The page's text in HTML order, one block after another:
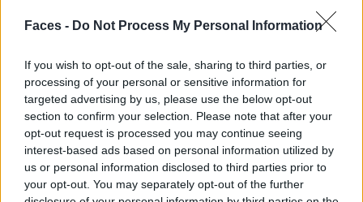
Faces - Do Not Process My Personal Information
If you wish to opt-out of the sale, sharing to third parties, or
processing of your personal or sensitive information for
targeted advertising by us, please use the below opt-out
section to confirm your selection. Please note that after your
opt-out request is processed you may continue seeing
interest-based ads based on personal information utilized by
us or personal information disclosed to third parties prior to
your opt-out. You may separately opt-out of the further
Debra Ackermann, Julie Nelson
Bauingenieur: McCay Ingenieurwesen
Landschaftsarchitektur: Vangson Consulting, LLC
Tragwerksplanung: Vector Tragwerksplanung
Mechanische, elektrische und sanitäre Anlagen:
Engineering Partners, Inc.
Pool & Wasser: Ozzie Kraft Custom Pools
Entwurf von Holzarbeiten: Daniel Joseph Chenin, Ltd.